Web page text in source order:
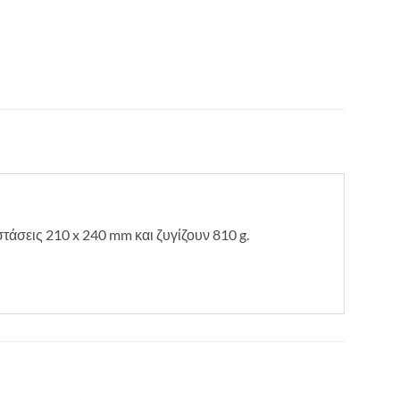
210 x 240 mm και ζυγίζουν 810 g.